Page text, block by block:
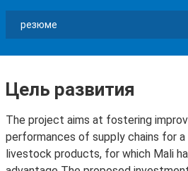
Цель развития
The project aims at fostering
performances of supply chains for
livestock products, for which Mali